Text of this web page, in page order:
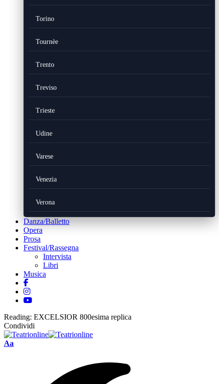
Torino
Tournèe
Trento
Treviso
Trieste
Udine
Varese
Venezia
Verona
Danza/Balletto
Opera
Prosa
Festival/Rassegna
Intervista
Libri
Musica
Reading: EXCELSIOR 800esima replica
Condividi
Font
Aa